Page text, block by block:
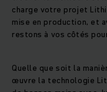
charge votre projet
mise en production, et
restons à vos côtés
Quelle que soit la
œuvre la technologie